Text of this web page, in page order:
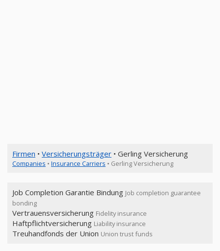
Firmen • Versicherungsträger • Gerling Versicherung
Companies • Insurance Carriers • Gerling Versicherung
Job Completion Garantie Bindung Job completion guarantee
bonding
Vertrauensversicherung Fidelity insurance
Haftpflichtversicherung Liability insurance
Treuhandfonds der Union Union trust funds